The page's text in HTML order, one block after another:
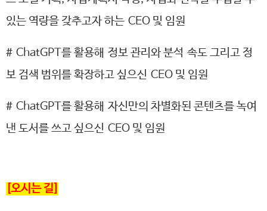
있는 역량을 갖추고자 하는 CEO 및 임원
# ChatGPT를 활용해 정보 관리와 분석 속도 그리고 정
보 검색 범위를 확장하고 싶으신 CEO 및 임원
# ChatGPT를 활용해 자신만의 차별화된 콘텐츠를 녹여
낸 도서를 쓰고 싶으신 CEO 및 임원
[오시는 길]